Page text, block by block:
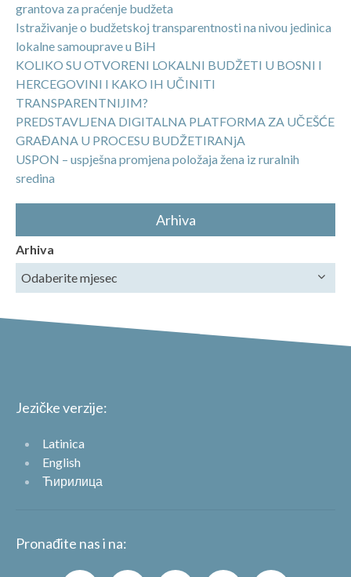
grantova za praćenje budžeta
Istraživanje o budžetskoj transparentnosti na nivou jedinica
lokalne samouprave u BiH
KOLIKO SU OTVORENI LOKALNI BUDŽETI U BOSNI I
HERCEGOVINI I KAKO IH UČINITI
TRANSPARENTNIJIM?
PREDSTAVLJENA DIGITALNA PLATFORMA ZA UČEŠĆE
GRAĐANA U PROCESU BUDŽETIRANjA
USPON – uspješna promjena položaja žena iz ruralnih
sredina
Arhiva
Arhiva
Jezičke verzije:
Latinica
English
Ћирилица
Pronađite nas i na: